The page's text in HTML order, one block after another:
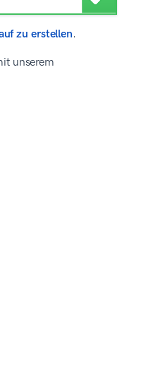
zu erstellen.
unserem